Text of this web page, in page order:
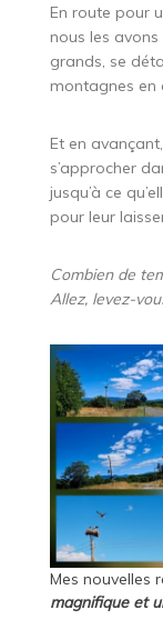
En route pour
nous les
grands, se
montagnes en
Et en
s’approcher
jusqu’à ce
pour leur
Combien de
Allez, levez-
Mes nouvelles
magnifique et